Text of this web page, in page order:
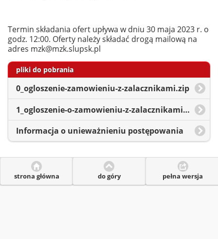
Termin składania ofert upływa w dniu 30 maja 2023 r. o
godz. 12:00. Oferty należy składać drogą mailową na
adres mzk@mzk.slupsk.pl
pliki do pobrania
0_ogloszenie-zamowieniu-z-zalacznikami.zip
1_ogloszenie-o-zamowieniu-z-zalacznikami-w-wersji-edytowalnej.zip
Informacja o unieważnieniu postępowania
strona główna do góry pełna wersja